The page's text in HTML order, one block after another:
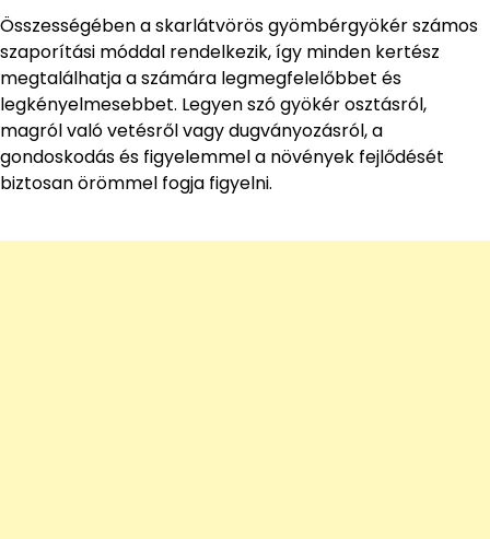
Összességében a skarlátvörös gyömbérgyökér számos
szaporítási móddal rendelkezik, így minden kertész
megtalálhatja a számára legmegfelelőbbet és
legkényelmesebbet. Legyen szó gyökér osztásról,
magról való vetésről vagy dugványozásról, a
gondoskodás és figyelemmel a növények fejlődését
biztosan örömmel fogja figyelni.